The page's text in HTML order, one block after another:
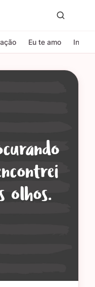
Eu te amo